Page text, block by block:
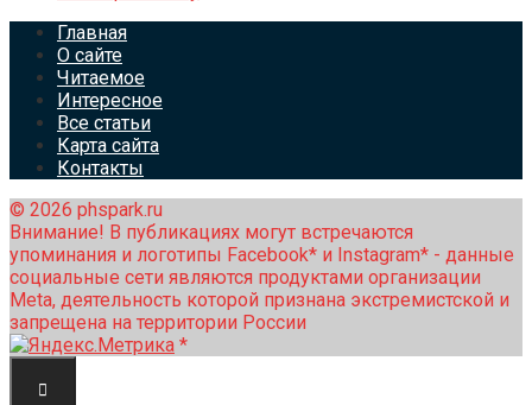
Главная
О сайте
Читаемое
Интересное
Все статьи
Карта сайта
Контакты
© 2026 phspark.ru
Внимание! В публикациях могут встречаются
упоминания и логотипы Facebook* и Instagram* - данные
социальные сети являются продуктами организации
Meta, деятельность которой признана экстремистской и
запрещена на территории России
*